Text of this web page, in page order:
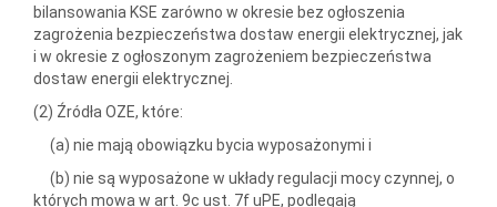
bilansowania KSE zarówno w okresie bez ogłoszenia
zagrożenia bezpieczeństwa dostaw energii elektrycznej, jak
i w okresie z ogłoszonym zagrożeniem bezpieczeństwa
dostaw energii elektrycznej.
(2) Źródła OZE, które:
(a) nie mają obowiązku bycia wyposażonymi i
(b) nie są wyposażone w układy regulacji mocy czynnej, o
których mowa w art. 9c ust. 7f uPE, podlegają